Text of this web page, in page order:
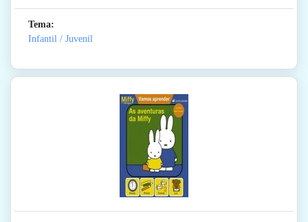
Tema:
Infantil / Juvenil